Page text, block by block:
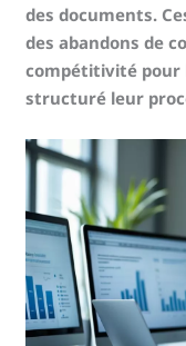
des documents.
des abandons de
compétitivité pour
structuré leur